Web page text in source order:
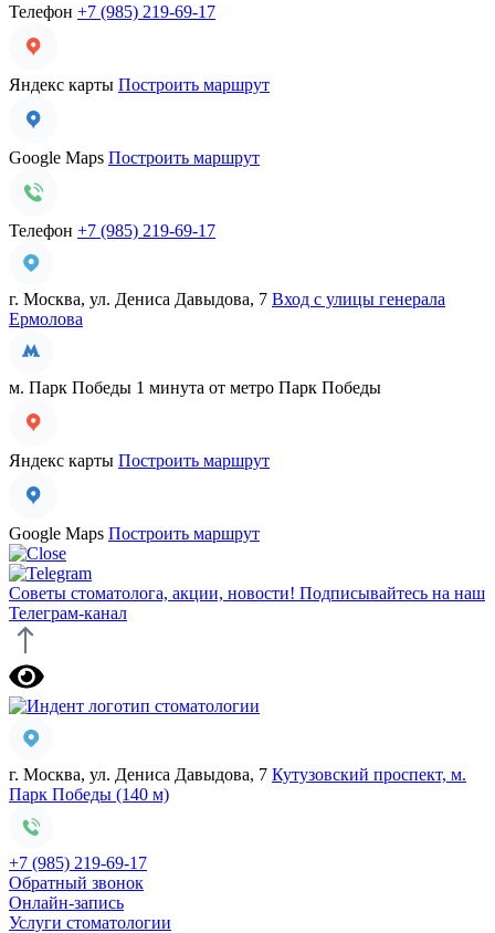
Телефон +7 (985) 219-69-17
Яндекс карты Построить маршрут
Google Maps Построить маршрут
Телефон +7 (985) 219-69-17
г. Москва, ул. Дениса Давыдова, 7 Вход с улицы генерала
Ермолова
м. Парк Победы 1 минута от метро Парк Победы
Яндекс карты Построить маршрут
Google Maps Построить маршрут
Советы стоматолога, акции, новости! Подписывайтесь на наш
Телеграм-канал
г. Москва, ул. Дениса Давыдова, 7 Кутузовский проспект, м.
Парк Победы (140 м)
+7 (985) 219-69-17
Обратный звонок
Онлайн-запись
Услуги стоматологии